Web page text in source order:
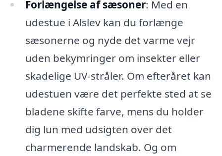
Forlængelse af sæsoner: Med en
udestue i Alslev kan du forlænge
sæsonerne og nyde det varme vejr
uden bekymringer om insekter eller
skadelige UV-stråler. Om efteråret kan
udestuen være det perfekte sted at se
bladene skifte farve, mens du holder
dig lun med udsigten over det
charmerende landskab. Og om